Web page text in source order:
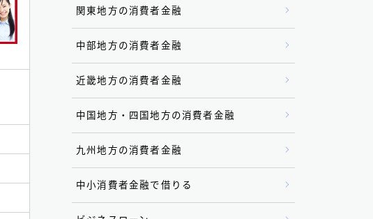
関東地方の消費者金融
中部地方の消費者金融
近畿地方の消費者金融
中国地方・四国地方の消費者金融
九州地方の消費者金融
中小消費者金融で借りる